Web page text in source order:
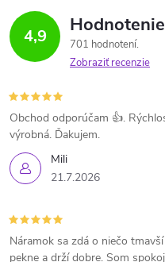
4,9
701 hodnotení
Zobraziť recenzie
Mili
21.7.2026
Obchod odporúčam 👍.
výrobná. Ďakujem.
Náramok sa zdá o niečo
pekne a drží dobre. Som